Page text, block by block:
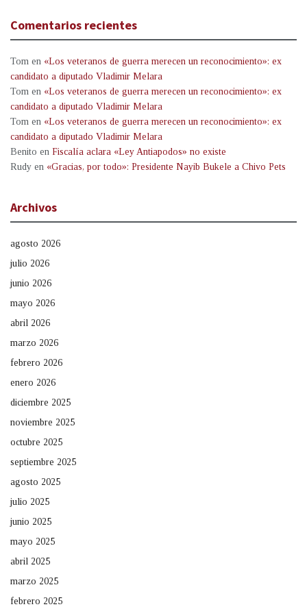
Comentarios recientes
Tom en «Los veteranos de guerra merecen un reconocimiento»: ex
candidato a diputado Vladimir Melara
Tom en «Los veteranos de guerra merecen un reconocimiento»: ex
candidato a diputado Vladimir Melara
Tom en «Los veteranos de guerra merecen un reconocimiento»: ex
candidato a diputado Vladimir Melara
Benito en Fiscalía aclara «Ley Antiapodos» no existe
Rudy en «Gracias, por todo»: Presidente Nayib Bukele a Chivo Pets
Archivos
agosto 2026
julio 2026
junio 2026
mayo 2026
abril 2026
marzo 2026
febrero 2026
enero 2026
diciembre 2025
noviembre 2025
octubre 2025
septiembre 2025
agosto 2025
julio 2025
junio 2025
mayo 2025
abril 2025
marzo 2025
febrero 2025